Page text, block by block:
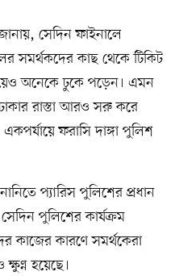
সেদিন ফাইনালে
সমর্থকদের কাছ থেকে টিকিট
অনেকে ঢুকে পড়েন। এমন
রাস্তা আরও সরু করে
ফরাসি দাঙ্গা পুলিশ
প্যারিস পুলিশের প্রধান
পুলিশের কার্যক্রম
কাজের কারণে সমর্থকেরা
হয়েছে।